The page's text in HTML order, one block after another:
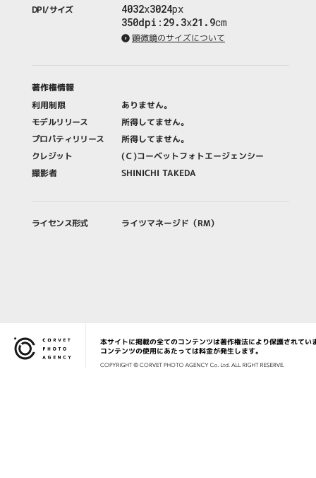
DPI/サイズ 4032x3024px
350dpi : 29.3x21.9cm
顕微鏡のサイズについて
著作権情報
利用制限
ありません。
モデルリリース
所得してません。
プロパティリリース
所得してません。
クレジット
(Ｃ)コーベットフォトエージェンシー
撮影者
SHINICHI TAKEDA
ライセンス形式 ライツマネージド（RM）
Corvet Photo Agency
本サイトに掲載の全てのコンテンツは著作権法により保護されてい
コンテンツの使用にあたっては料金が発生します。